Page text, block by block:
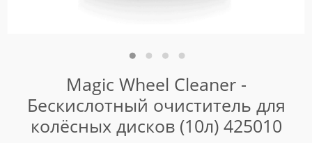
Magic Wheel Cleaner -
Бескислотный очиститель для
колёсных дисков (10л) 425010